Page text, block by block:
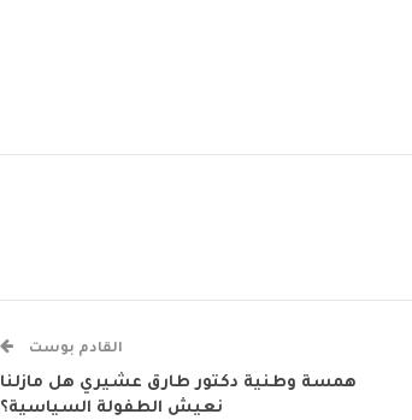
القادم بوست
همسة وطنية دكتور طارق عشيري هل مازلنا
نعيش الطفولة السياسية؟